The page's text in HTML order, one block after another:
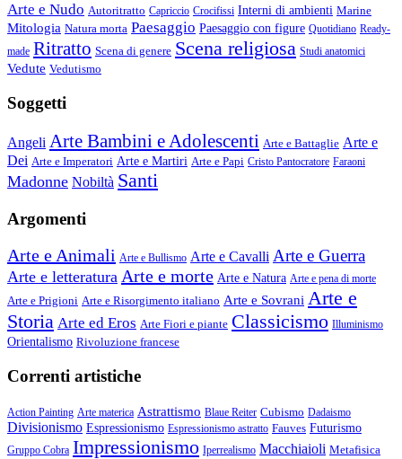
Arte e Nudo Autoritratto Capriccio Crocifissi Interni di ambienti Marine
Mitologia Natura morta Paesaggio Paesaggio con figure Quotidiano Ready-
made Ritratto Scena di genere Scena religiosa Studi anatomici
Vedute Vedutismo
Soggetti
Angeli Arte Bambini e Adolescenti Arte e Battaglie Arte e
Dei Arte e Imperatori Arte e Martiri Arte e Papi Cristo Pantocratore Faraoni
Madonne Nobiltà Santi
Argomenti
Arte e Animali Arte e Bullismo Arte e Cavalli Arte e Guerra
Arte e letteratura Arte e morte Arte e Natura Arte e pena di morte
Arte e Prigioni Arte e Risorgimento italiano Arte e Sovrani Arte e
Storia Arte ed Eros Arte Fiori e piante Classicismo Illuminismo
Orientalismo Rivoluzione francese
Correnti artistiche
Action Painting Arte materica Astrattismo Blaue Reiter Cubismo Dadaismo
Divisionismo Espressionismo Espressionismo astratto Fauves Futurismo
Gruppo Cobra Impressionismo Iperrealismo Macchiaioli Metafisica